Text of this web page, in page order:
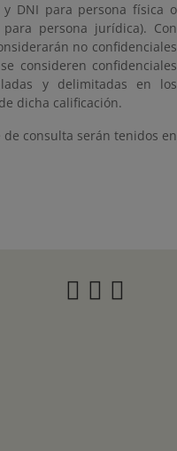
DNI para persona física o
persona jurídica). Con
no confidenciales
consideren confidenciales
y delimitadas en los
dicha calificación.
consulta serán tenidos en